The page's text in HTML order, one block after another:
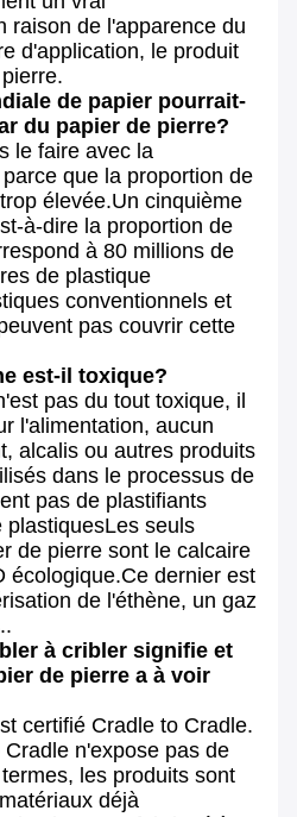
raison de l'apparence du
d'application, le produit
de papier pourrait-
du papier de pierre?
le faire avec la
que la proportion de
élevée.Un cinquième
à-dire la proportion de
à 80 millions de
de plastique
conventionnels et
pas couvrir cette
est-il toxique?
pas du tout toxique, il
l'alimentation, aucun
alcalis ou autres produits
dans le processus de
pas de plastifiants
plastiquesLes seuls
de pierre sont le calcaire
écologique.Ce dernier est
de l'éthène, un gaz
à cribler signifie et
de pierre a à voir
certifié Cradle to Cradle.
n'expose pas de
les produits sont
déjà